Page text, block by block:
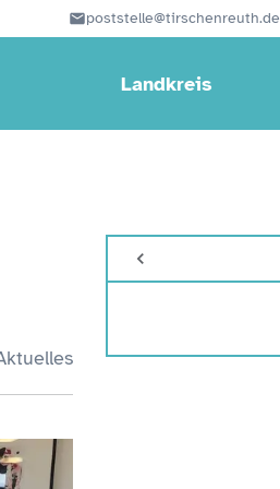
poststelle@tirschenreuth.de
Landkreis